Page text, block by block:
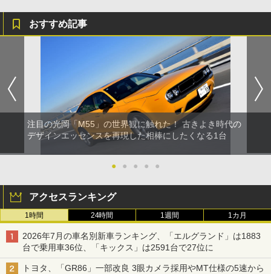
おすすめ記事
注目の光岡「M55」の世界観に触れた！ 古きよき時代の
デザインエッセンスを再現した相棒にしたくなる1台
● ● ● ● ●
アクセスランキング
1時間 24時間 1週間 1カ月
2026年7月の車名別新車ランキング、「エルグランド」は1883
台で乗用車36位、「キックス」は2591台で27位に
トヨタ、「GR86」一部改良 3眼カメラ採用やMT仕様の5速から